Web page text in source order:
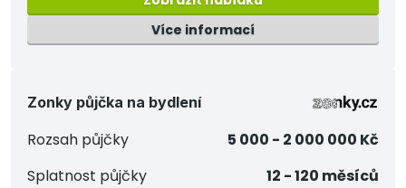
Více informací
Zonky půjčka na bydlení
Rozsah půjčky
5 000 - 2 000 000 Kč
Splatnost půjčky
12 - 120 měsíců